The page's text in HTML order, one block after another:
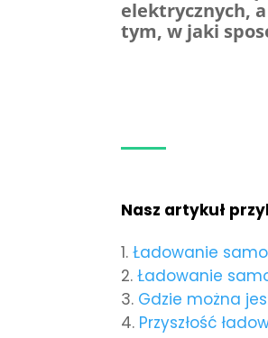
elektrycznych,
tym, w jaki
Nasz artykuł
Ładowanie
Ładowanie
Gdzie można
Przyszłość